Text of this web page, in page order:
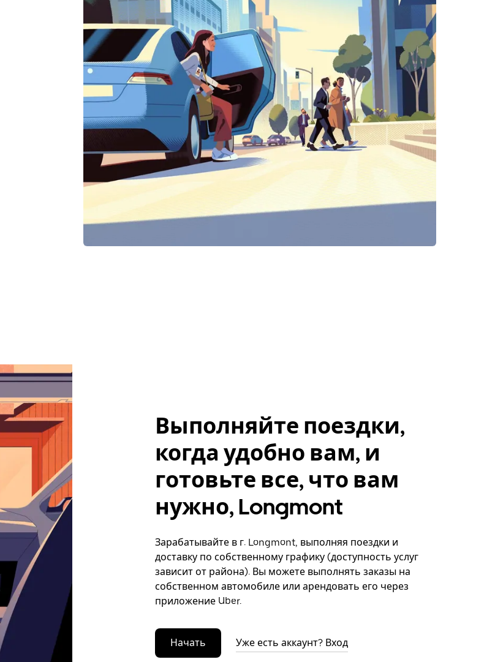
Выполняйте поездки,
когда удобно вам, и
готовьте все, что вам
нужно, Longmont
Зарабатывайте в г. Longmont, выполняя поездки и
доставку по собственному графику (доступность услуг
зависит от района). Вы можете выполнять заказы на
собственном автомобиле или арендовать его через
приложение Uber.
Начать Уже есть аккаунт? Вход